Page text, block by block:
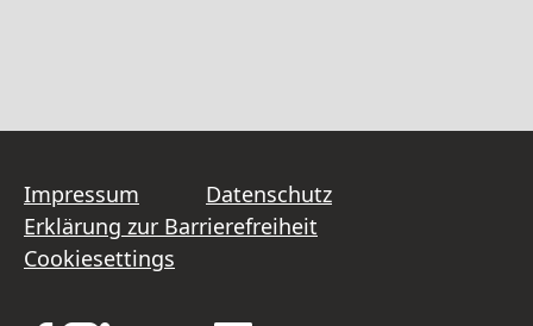
Impressum
Datenschutz
Erklärung zur Barrierefreiheit
Cookiesettings